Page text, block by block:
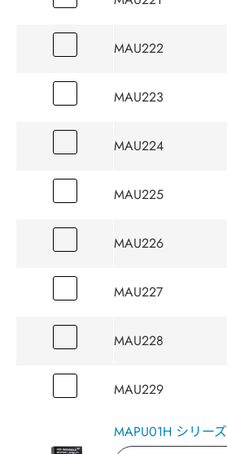
MAU222
MAU223
MAU224
MAU225
MAU226
MAU227
MAU228
MAU229
MAPU01H シリーズ